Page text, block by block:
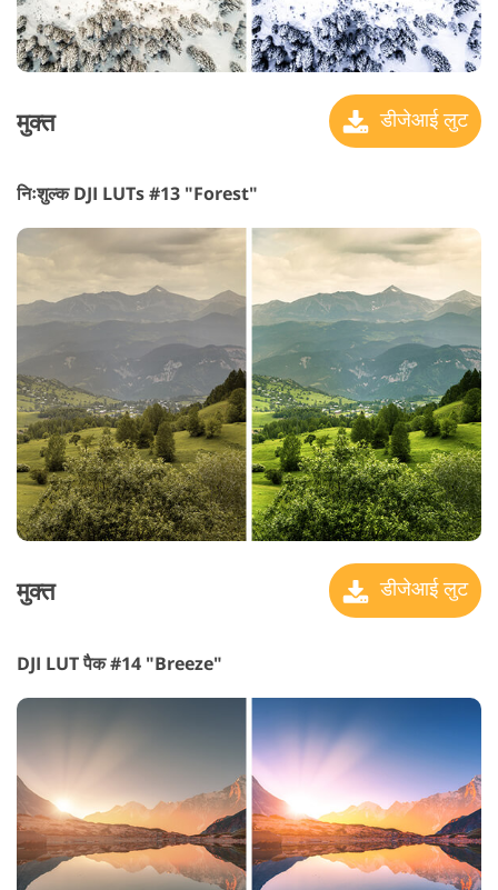
मुक्त डीजेआई लुट
निःशुल्क DJI LUTs #13 "Forest"
मुक्त डीजेआई लुट
DJI LUT पैक #14 "Breeze"